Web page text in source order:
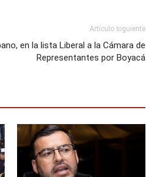
Artículo siguiente
en la lista Liberal a la Cámara de
Representantes por Boyacá